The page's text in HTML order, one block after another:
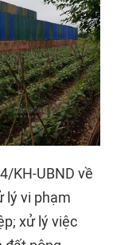
KH-UBND về
lý vi phạm
xử lý việc